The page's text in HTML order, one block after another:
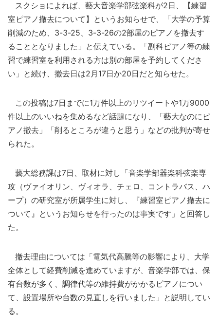
スクショによれば、藝大音楽学部弦楽科が2日、【練習
室ピアノ撤去について】というお知らせで、「大学の予算
削減のため、3-3-25、3-3-26の2部屋のピアノを撤去す
ることとなりました」と伝えている。「副科ピアノ等の練
習で練習室を利用される方は別の部屋を予約してくださ
い」と続け、撤去日は2月17日か20日だと知らせた。
この投稿は7日までに1万件以上のリツイートや1万9000
件以上のいいねを集めるなど話題になり、「藝大なのにピ
アノ撤去」「削るところが違うと思う」などの批判が寄せ
られた。
藝大総務課は7日、取材に対し「音楽学部器楽科弦楽専
攻（ヴァイオリン、ヴィオラ、チェロ、コントラバス、ハ
ープ）の研究室が所属学生に対し、『練習室ピアノ撤去に
ついて』というお知らせを行ったのは事実です」と回答し
た。
撤去理由については「電気代高騰等の影響により、大学
全体として経費削減を進めていますが、音楽学部では、保
有台数が多く、調律代等の維持費がかかるピアノについ
て、設置場所や台数の見直しを行いました」と説明してい
る。